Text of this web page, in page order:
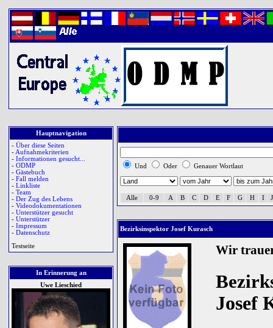
Hauptnavigation
- Über diese Seiten
- Aufnahmekriterien
- Informationen gesucht...
- ODMP
- Gästebuch
- Fall melden
- Linkliste
- Team
- Der Zug des Lebens
- Videodokumentationen
- Unterstützer gesucht
- Unterstützer
- Impressum
- Datenschutz
Testseite
In Erinnerung an
Uwe Lieschied
Und Oder Genauer Wortlaut
Alle 0-9 A B C D E F G H I J
Bezirksinspektor Josef Kurasch
Wir
Josef